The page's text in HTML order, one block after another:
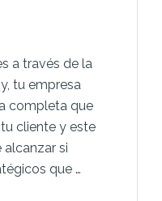
a través de la
tu empresa
completa que
cliente y este
si
que …